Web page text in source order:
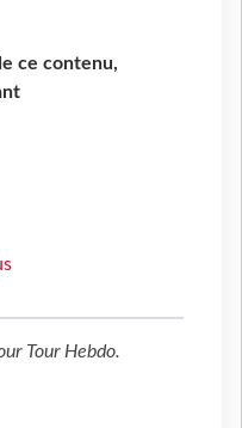
ce contenu,
Tour Hebdo.